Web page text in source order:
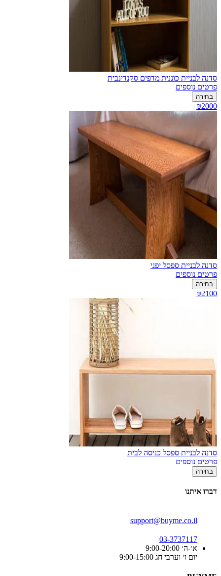
סדנה לבניית כוננית מדפים סקנדינבית
פרטים נוספים
בחירה
₪2000
סדנה לבניית ספסל יפני
פרטים נוספים
בחירה
₪2100
סדנה לבניית ספסל כניסה לבית
פרטים נוספים
בחירה
דברו איתנו
support@buyme.co.il
03-3737117
א׳-ה׳ 9:00-20:00
יום ו׳ וערבי חג 9:00-15:00